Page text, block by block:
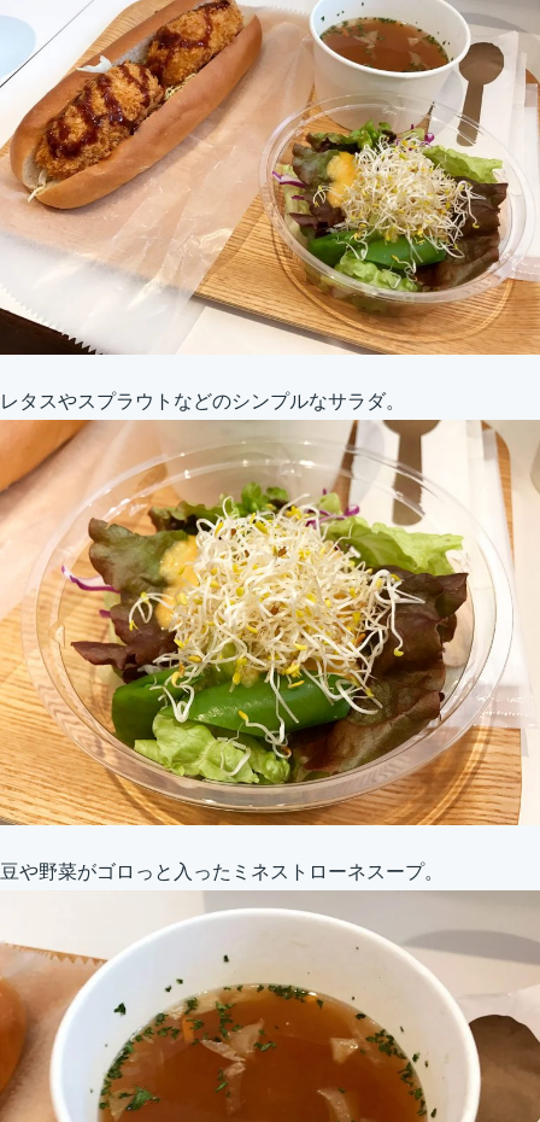
レタスやスプラウトなどのシンプルなサラダ。
豆や野菜がゴロっと入ったミネストローネスープ。